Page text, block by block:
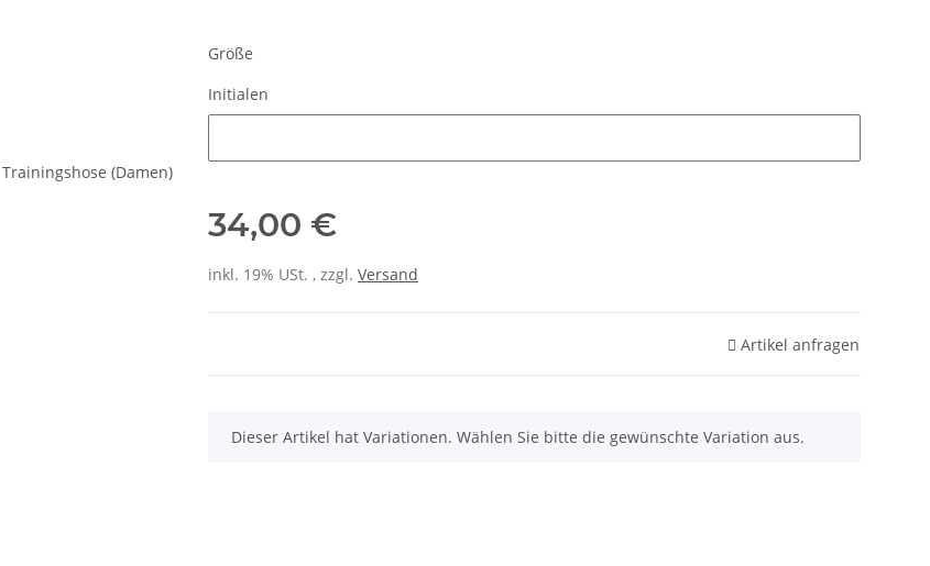
Größe
Initialen
34,00 €
inkl. 19% USt. , zzgl. Versand
Artikel anfragen
x
Dieser Artikel hat Variationen. Wählen Sie bitte die gewünschte Variation aus.